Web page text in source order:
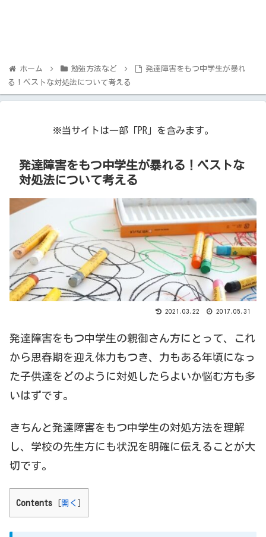
ホーム 勉強方法など
発達障害をもつ中学生が暴れ
る！ベストな対処法について考える
※当サイトは一部「PR」を含みます。
発達障害をもつ中学生が暴れる！ベストな
対処法について考える
2021.03.22 2017.05.31
発達障害をもつ中学生の親御さん方にとって、これ
から思春期を迎え体力もつき、力もある年頃になっ
た子供達をどのように対処したらよいか悩む方も多
いはずです。
きちんと発達障害をもつ中学生の対処方法を理解
し、学校の先生方にも状況を明確に伝えることが大
切です。
Contents 開く